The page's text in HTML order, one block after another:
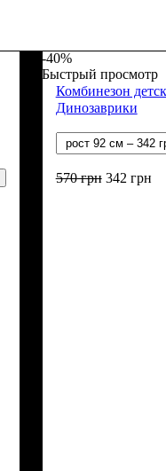
-40%
Быстрый просмотр
Комбинезон
Динозаврики
570грн 342 грн